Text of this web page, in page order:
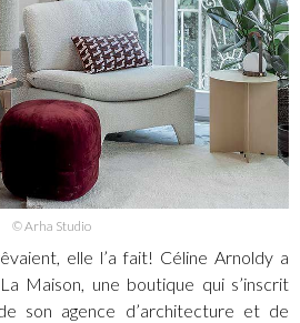
© Arha Studio
elle l’a fait! Céline Arnoldy a
Maison, une boutique qui s’inscrit
son agence d’architecture et de